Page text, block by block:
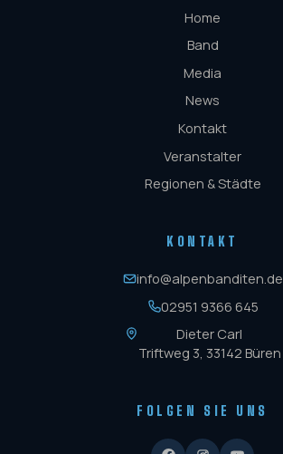
Home
Band
Media
News
Kontakt
Veranstalter
Regionen & Städte
KONTAKT
info@alpenbanditen.de
02951 9366 645
Dieter Carl
Triftweg 3, 33142 Büren
FOLGEN SIE UNS